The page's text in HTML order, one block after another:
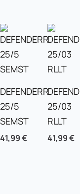
DEFENDERR
25/5
SEMST
41,99€
25/03
RLLT
41,99€